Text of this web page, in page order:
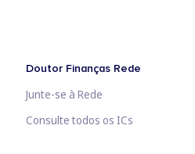
Doutor Finanças Rede
Junte-se à Rede
Consulte todos os ICs